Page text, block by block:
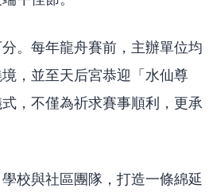
。每年龍舟賽前，主辦單位均
，並至天后宮恭迎「水仙尊
，不僅為祈求賽事順利，更承
校與社區團隊，打造一條綿延